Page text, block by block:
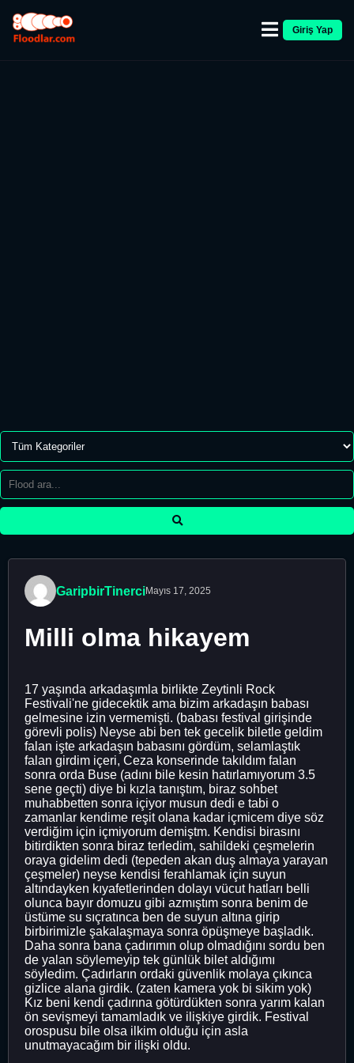
Giriş Yap
GaripbirTinerciMayıs 17, 2025
Milli olma hikayem
17 yaşında arkadaşımla birlikte Zeytinli Rock
Festivali'ne gidecektik ama bizim arkadaşın babası
gelmesine izin vermemişti. (babası festival girişinde
görevli polis) Neyse abi ben tek gecelik biletle geldim
falan işte arkadaşın babasını gördüm, selamlaştık
falan girdim içeri, Ceza konserinde takıldım falan
sonra orda Buse (adını bile kesin hatırlamıyorum 3.5
sene geçti) diye bi kızla tanıştım, biraz sohbet
muhabbetten sonra içiyor musun dedi e tabi o
zamanlar kendime reşit olana kadar içmicem diye söz
verdiğim için içmiyorum demiştm. Kendisi birasını
bitirdikten sonra biraz terledim, sahildeki çeşmelerin
oraya gidelim dedi (tepeden akan duş almaya yarayan
çeşmeler) neyse kendisi ferahlamak için suyun
altındayken kıyafetlerinden dolayı vücut hatları belli
olunca bayır domuzu gibi azmıştım sonra benim de
üstüme su sıçratınca ben de suyun altına girip
birbirimizle şakalaşmaya sonra öpüşmeye başladık.
Daha sonra bana çadırımın olup olmadığını sordu ben
de yalan söylemeyip tek günlük bilet aldığımı
söyledim. Çadırların ordaki güvenlik molaya çıkınca
gizlice alana girdik. (zaten kamera yok bi sikim yok)
Kız beni kendi çadırına götürdükten sonra yarım kalan
ön sevişmeyi tamamladık ve ilişkiye girdik. Festival
orospusu bile olsa ilkim olduğu için asla
unutmayacağım bir ilişki oldu.